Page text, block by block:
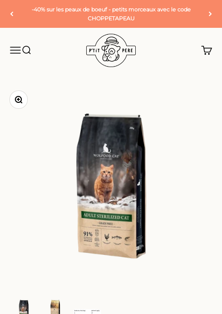
Passer au contenu-40% sur les peaux de boeuf - petits morceaux avec le code
CHOPPETAPEAU
Ouvrir la navigation
Ouvrir la recherche
P'tit Père
Voir
Zoomer sur l'image